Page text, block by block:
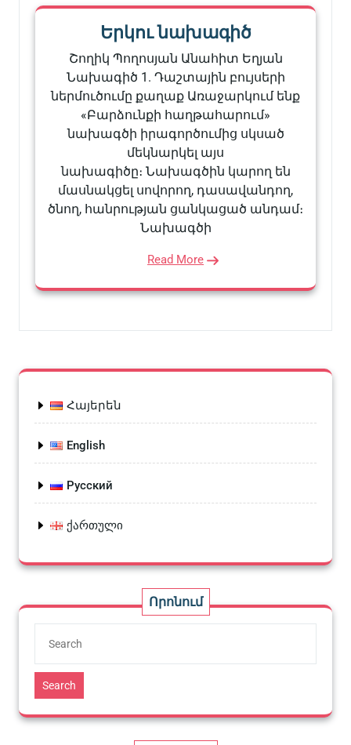
Երկու նախագիծ
Շողիկ Պողոսյան Անահիտ Եղյան
Նախագիծ 1. Դաշտային բույսերի
ներմուծումը քաղաք Առաջարկում ենք
«Բարձունքի հաղթահարում»
նախագծի իրագործումից սկսած
մեկնարկել այս
նախագիծը։ Նախագծին կարող են
մասնակցել սովորող, դասավանդող,
ծնող, հանրության ցանկացած անդամ։
Նախագծի
Read More
Հայերեն
English
Русский
ქართული
Որոնում
Search